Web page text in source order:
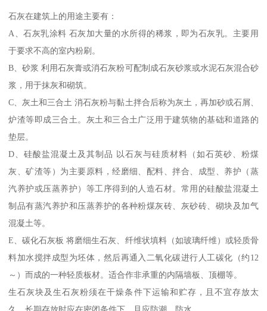
石灰在建筑上的用途主要有：
A、石灰乳涂料 石灰加大量的水所得的稀浆，即为石灰乳。主要用
于要求不高的室内粉刷。
B、砂浆 利用石灰膏或消石灰粉可配制成石灰砂浆或水泥石灰混合砂
浆，用于抹灰和砌筑。
C、灰土和三合土 消石灰粉与黏土拌合后称为灰土，再加砂或石屑、
炉渣等即成三合土。灰土和三合土广泛用于建筑物的基础和道路的
垫层。
D、硅酸盐混凝土及其制品 以石灰与硅质材料（如石英砂、粉煤
灰、矿渣等）为主要原料，经磨细、配料、拌合、成型、养护（蒸
汽养护或压蒸养护）等工序得到的人造石材。常用的硅酸盐混凝土
制品有蒸汽养护和压蒸养护的各种粉煤灰砖、灰砂砖、砌块及加气
混凝土等。
E、碳化石灰板 将磨细生石灰、纤维状填料（如玻璃纤维）或轻质骨
料加水搅拌成型为坯体，然后再通入二氧化碳进行人工碳化（约12
～）而成的一种轻质板材。适合作非承重的内隔墙板、顶棚等。
生石灰块及生石灰粉须在干燥条件下运输和贮存，且不宜存放太